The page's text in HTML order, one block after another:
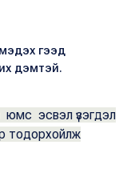
гээд
дэмтэй.
юмс эсвэл үзэгдэл
тодорхойлж